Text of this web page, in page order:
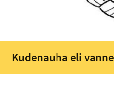
Kudenauha eli vanne